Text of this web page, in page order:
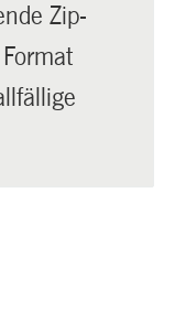
Zip-